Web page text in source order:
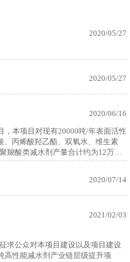
2020/05/27
2020/05/27
2020/06/16
本项目对现有20000吨/年表面活性
丙烯酸羟乙酯、双氧水、维生素
羧酸类减水剂产量合计约为12万吨/
2020/07/14
2021/02/03
求公众对本项目建设以及项目建设
高性能减水剂产业链层级提升项